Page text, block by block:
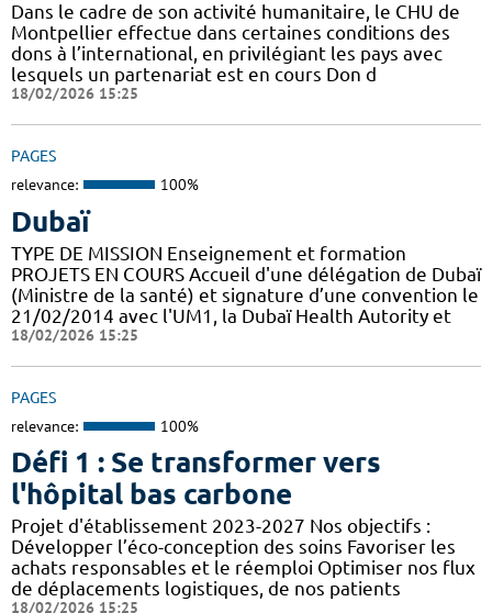
Dans le cadre de son activité humanitaire, le CHU de
Montpellier effectue dans certaines conditions des
dons à l’international, en privilégiant les pays avec
lesquels un partenariat est en cours Don d
18/02/2026 15:25
PAGES
relevance: 100%
Dubaï
TYPE DE MISSION Enseignement et formation
PROJETS EN COURS Accueil d'une délégation de Dubaï
(Ministre de la santé) et signature d’une convention le
21/02/2014 avec l'UM1, la Dubaï Health Autority et
18/02/2026 15:25
PAGES
relevance: 100%
Défi 1 : Se transformer vers
l'hôpital bas carbone
Projet d'établissement 2023-2027 Nos objectifs :
Développer l’éco-conception des soins Favoriser les
achats responsables et le réemploi Optimiser nos flux
de déplacements logistiques, de nos patients
18/02/2026 15:25